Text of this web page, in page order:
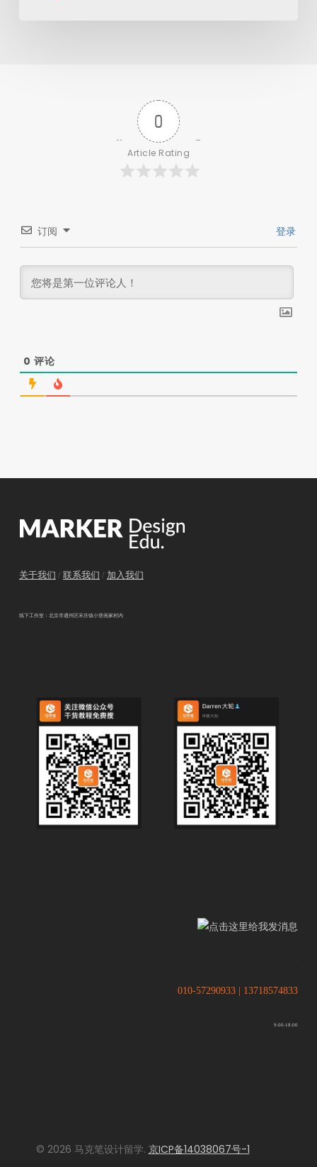
0
Article Rating
订阅 登录
0 评论
关于我们 / 联系我们 / 加入我们
线下工作室：北京市通州区宋庄镇小堡画家村内
010-57290933 | 13718574833
9:00-18:00
© 2026 马克笔设计留学. 京ICP备14038067号-1